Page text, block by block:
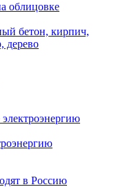
облицовке
бетон, кирпич,
дерево
в Россию